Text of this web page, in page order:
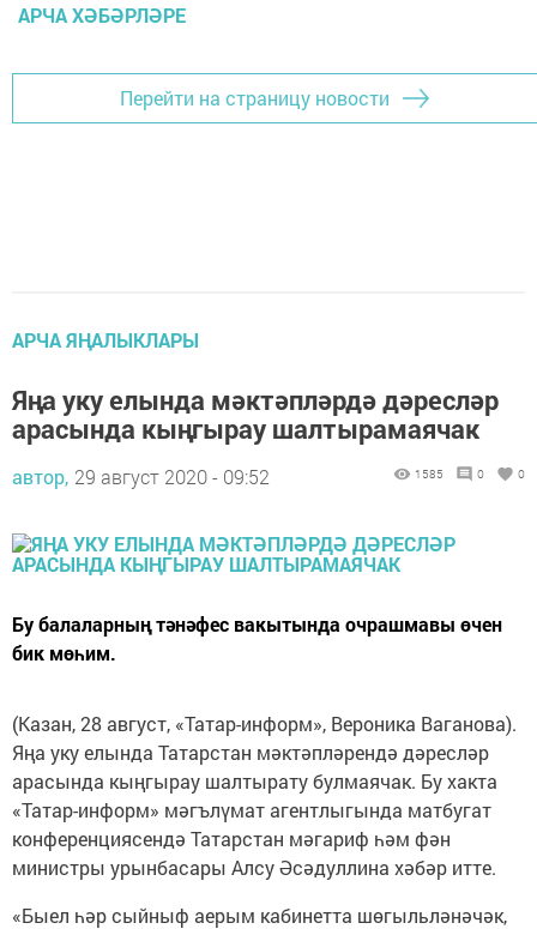
АРЧА ХӘБӘРЛӘРЕ
Перейти на страницу новости
АРЧА ЯҢАЛЫКЛАРЫ
Яңа уку елында мәктәпләрдә дәресләр
арасында кыңгырау шалтырамаячак
автор, 29 август 2020 - 09:52 1585 0 0
Бу балаларның тәнәфес вакытында очрашмавы өчен
бик мөһим.
(Казан, 28 август, «Татар-информ», Вероника Ваганова).
Яңа уку елында Татарстан мәктәпләрендә дәресләр
арасында кыңгырау шалтырату булмаячак. Бу хакта
«Татар-информ» мәгълүмат агентлыгында матбугат
конференциясендә Татарстан мәгариф һәм фән
министры урынбасары Алсу Әсәдуллина хәбәр итте.
«Быел һәр сыйныф аерым кабинетта шөгыльләнәчәк,